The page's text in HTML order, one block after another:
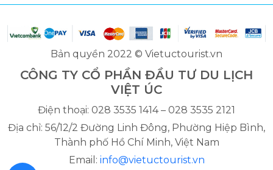
Bản quyền 2022 © Vietuctourist.vn
CÔNG TY CỔ PHẦN ĐẦU TƯ DU LỊCH
VIỆT ÚC
Điện thoại: 028 3535 1414 – 028 3535 2121
Địa chỉ: 56/12/2 Đường Linh Đông, Phường Hiệp Bình,
Thành phố Hồ Chí Minh, Việt Nam
Email: info@vietuctourist.vn